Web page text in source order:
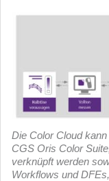
Die Color Cloud
CGS Oris Color
verknüpft werden
Workflows und